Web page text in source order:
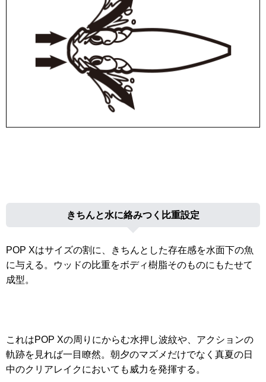
きちんと水に絡みつく比重設定
POP Xはサイズの割に、きちんとした存在感を水面下の魚
に与える。ウッドの比重をボディ樹脂そのものにもたせて
成型。
これはPOP Xの周りにからむ水押し波紋や、アクションの
軌跡を見れば一目瞭然。朝夕のマズメだけでなく真夏の日
中のクリアレイクにおいても威力を発揮する。